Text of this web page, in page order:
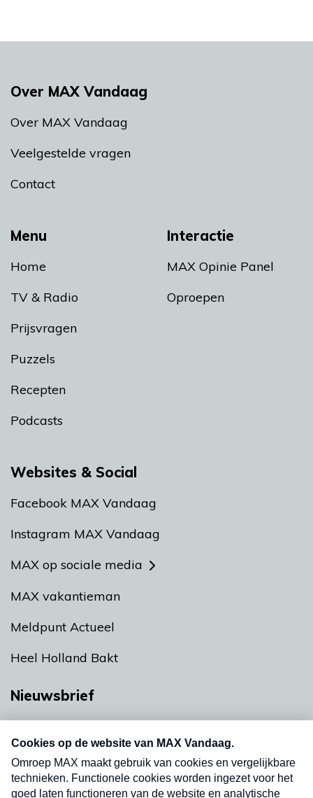
Menu
Home
TV & Radio
Prijsvragen
Puzzels
Recepten
Podcasts
Interactie
MAX Opinie Panel
Oproepen
Over MAX Vandaag
Over MAX Vandaag
Veelgestelde vragen
Contact
Websites & Social
Facebook MAX Vandaag
Instagram MAX Vandaag
MAX op sociale media
MAX vakantieman
Meldpunt Actueel
Heel Holland Bakt
Nieuwsbrief
nieuwsbrief. Elke vrijdag- en dinsdagochtend in
uw mailbox.
Verzend